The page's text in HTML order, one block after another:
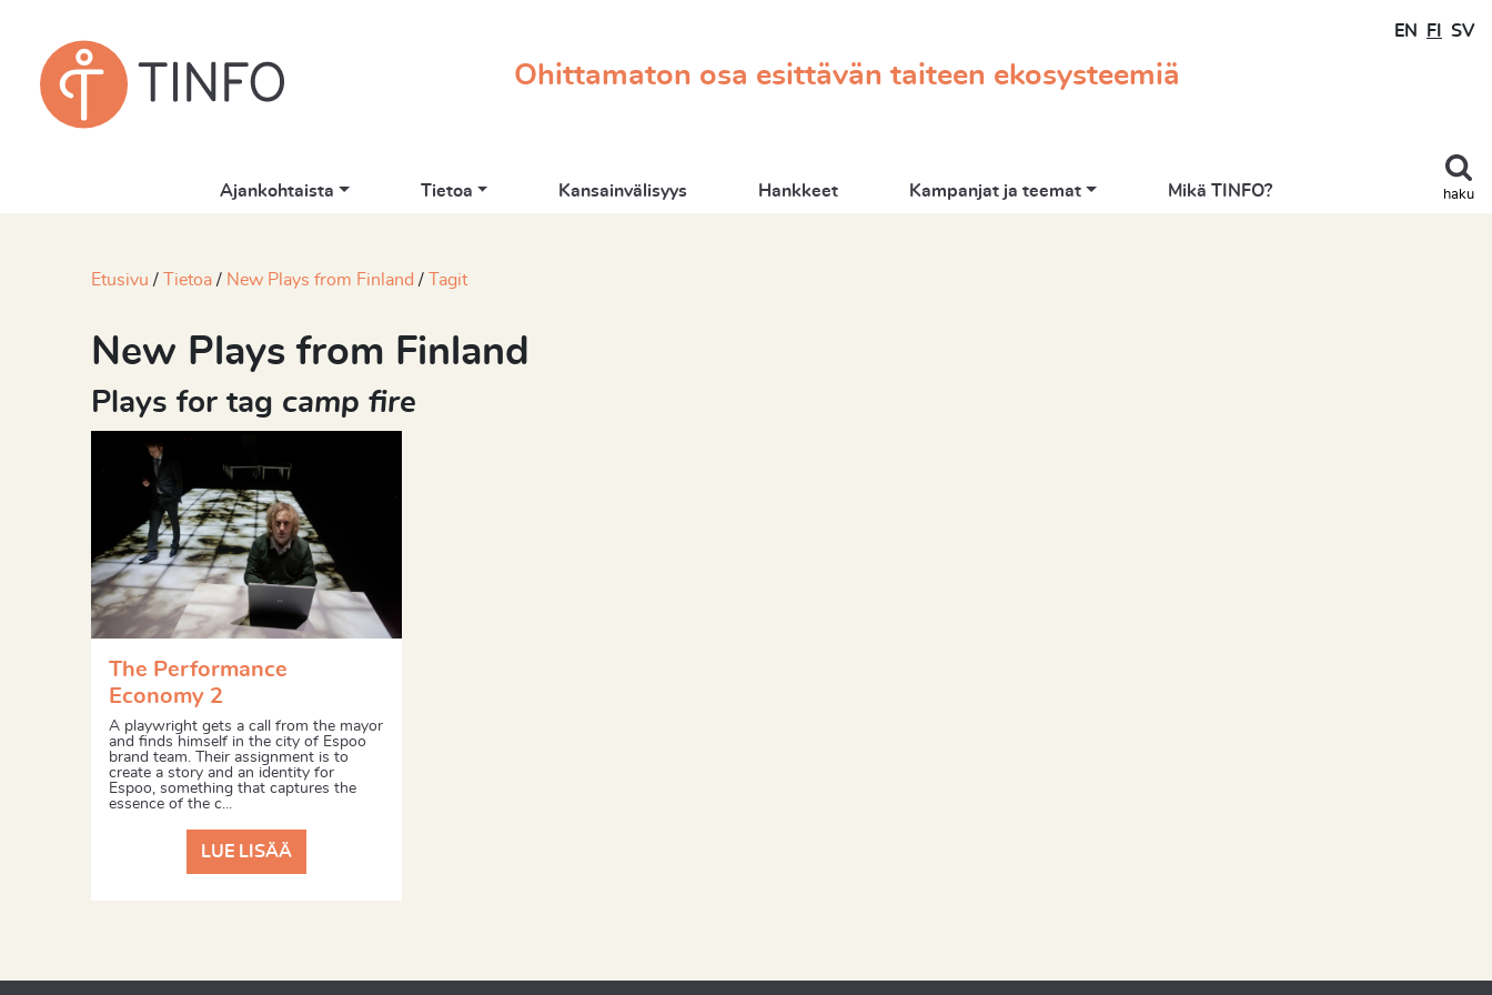
Ohittamaton osa esittävän taiteen ekosysteemiä
EN FI SV
haku
Ajankohtaista Tietoa Kansainvälisyys Hankkeet Kampanjat ja teemat Mikä TINFO?
Etusivu Tietoa New Plays from Finland Tagit
New Plays from Finland
Plays for tag camp fire
The Performance
Economy 2
A playwright gets a call from the mayor
and finds himself in the city of Espoo
brand team. Their assignment is to
create a story and an identity for
Espoo, something that captures the
essence of the c...
LUE LISÄÄ